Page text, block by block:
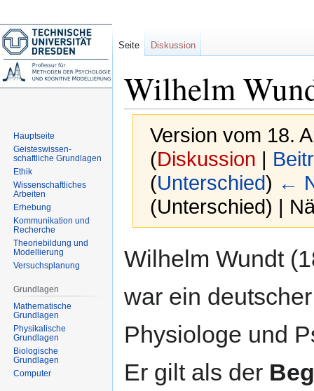
Wilhelm
Version vom 18.
(Diskussion |
(Unterschied) ←
(Unterschied) |
Navigation
Suche
Wilhelm Wundt
war ein
Physiologe und
Er gilt als der
Seite Diskussion
Hauptseite
Geisteswissen-
schaftliche Grundlagen
Ethik
Wissenschaftliches
Arbeiten
Erhebung
Kommunikation und
Recherche
Theoriebildung und
Modellierung
Versuchsplanung
Grundlagen
Mathematische
Grundlagen
Physikalische
Grundlagen
Biologische
Grundlagen
Computer